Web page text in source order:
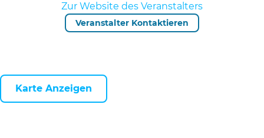
Zur Website des Veranstalters
Veranstalter Kontaktieren
Karte Anzeigen